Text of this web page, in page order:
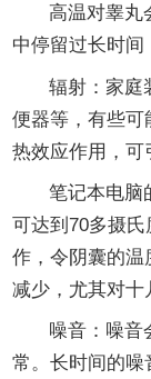
高温对睾丸
中停留过长时间
辐射：家庭
便器等，有些可
热效应作用，可
笔记本电脑
可达到70多摄
作，令阴囊的温
减少，尤其对十
噪音：噪音
常。长时间的噪